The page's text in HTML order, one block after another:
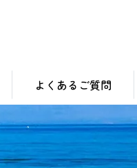
よくあるご質問